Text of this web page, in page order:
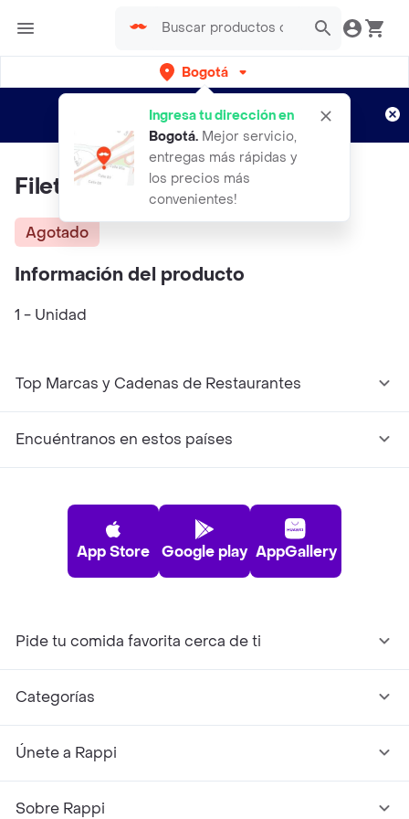
Bogotá
Ingresa tu dirección en
Bogotá. Mejor servicio,
entregas más rápidas y
los precios más
convenientes!
envíos gratis por semanas
Aplican TyC
Filete En Trozos X 500 G
Agotado
Información del producto
1 - Unidad
Top Marcas y Cadenas de Restaurantes
Encuéntranos en estos países
App Store Google play AppGallery
Pide tu comida favorita cerca de ti
Categorías
Únete a Rappi
Sobre Rappi